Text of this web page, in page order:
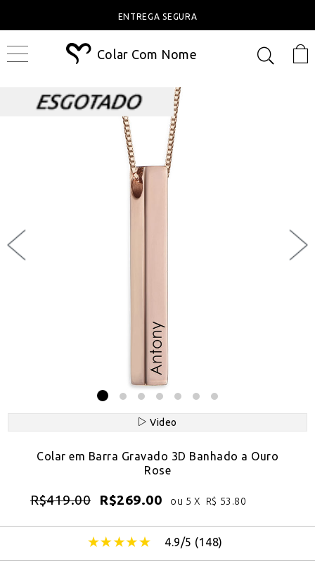
ENTREGA SEGURA
Colar Com Nome
Video
Colar em Barra Gravado 3D Banhado a Ouro
Rose
R$419.00 R$269.00 ou 5 X R$ 53.80
4.9/5 (148)